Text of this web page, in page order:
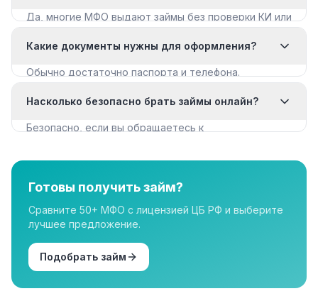
Да, многие МФО выдают займы без проверки КИ или
с плохой КИ».
Какие документы нужны для оформления?
Обычно достаточно паспорта и телефона.
документы для крупных сумм.
Насколько безопасно брать займы онлайн?
Безопасно, если вы обращаетесь к
организации в нашем каталоге имеют лицензию.
Готовы получить займ?
Сравните 50+ МФО с лицензией ЦБ РФ и выберите
лучшее предложение.
Подобрать займ